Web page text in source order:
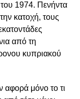
του 1974. Πενήντα
κατοχή, τους
από τη
κυπριακού
αφορά μόνο το τι